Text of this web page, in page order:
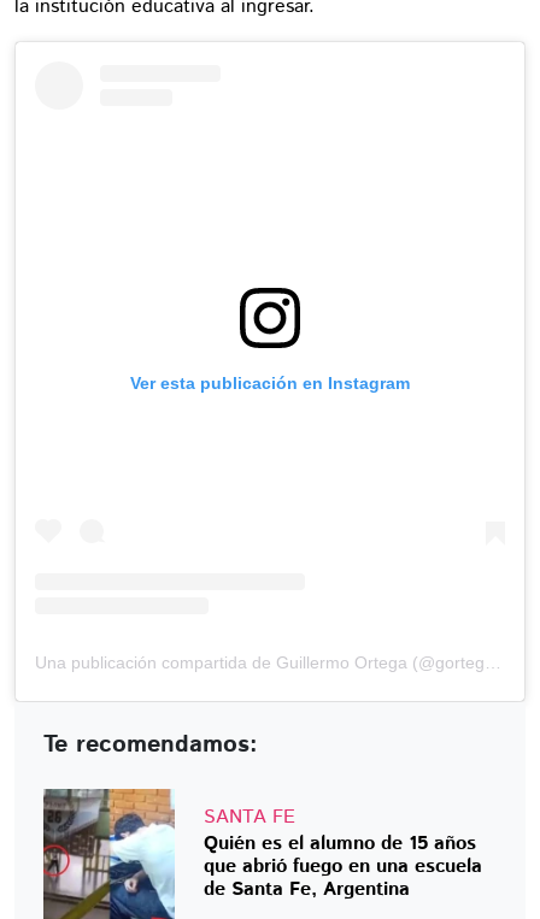
la institución educativa al ingresar.
Ver esta publicación en Instagram
Te recomendamos:
SANTA FE
Quién es el alumno de 15 años
que abrió fuego en una escuela
de Santa Fe, Argentina